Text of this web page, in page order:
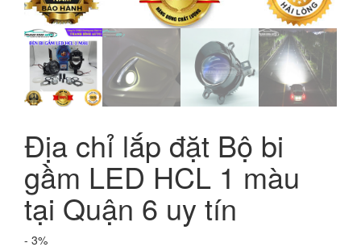
Địa chỉ lắp đặt Bộ bi
gầm LED HCL 1 màu
tại Quận 6 uy tín
- 3%